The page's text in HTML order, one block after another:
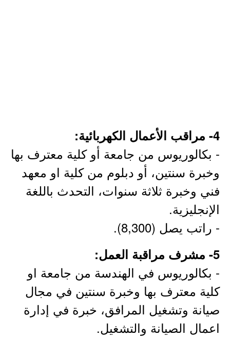
4- مراقب الأعمال الكهربائية:
- بكالوريوس من جامعة أو كلية معترف بها
وخبرة سنتين، أو دبلوم من كلية او معهد
فني وخبرة ثلاثة سنوات، التحدث باللغة
الإنجليزية.
- راتب يصل (8,300).
5- مشرف مراقبة العمل:
- بكالوريوس في الهندسة من جامعة او
كلية معترف بها وخبرة سنتين في مجال
صيانة وتشغيل المرافق، خبرة في إدارة
اعمال الصيانة والتشغيل.